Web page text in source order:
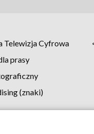
Telewizja Cyfrowa
prasy
(znaki)